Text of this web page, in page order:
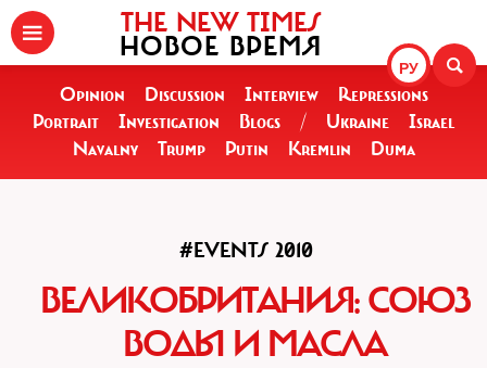
РУ
THE NEW TIMES
НОВОЕ ВРЕМЯ
Opinion Discussion Interview
Repressions
Portrait
Investigation Blogs / Ukraine
Israel
Navalny
Trump Putin Kremlin Duma
#EVENTS 2010
ВЕЛИКОБРИТАНИЯ: СОЮЗ
ВОДЫ И МАСЛА